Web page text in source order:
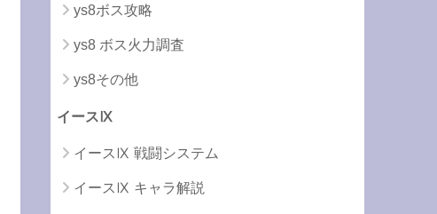
ys8ボス攻略
ys8 ボス火力調査
ys8その他
イースⅨ
イースⅨ 戦闘システム
イースⅨ キャラ解説